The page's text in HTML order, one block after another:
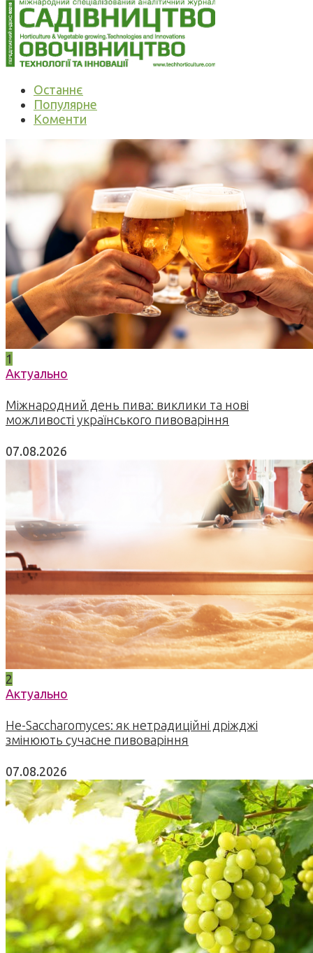
Останнє
Популярне
Коменти
1
Актуально
Міжнародний день пива: виклики та нові
можливості українського пивоваріння
07.08.2026
2
Актуально
Не-Saccharomyces: як нетрадиційні дріжджі
змінюють сучасне пивоваріння
07.08.2026